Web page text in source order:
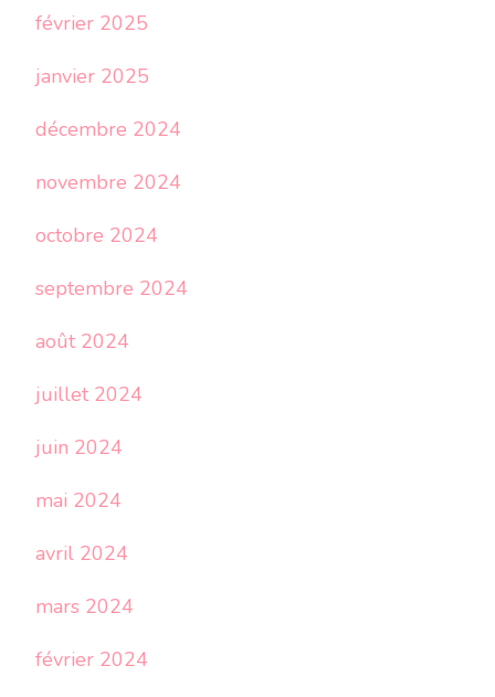
février 2025
janvier 2025
décembre 2024
novembre 2024
octobre 2024
septembre 2024
août 2024
juillet 2024
juin 2024
mai 2024
avril 2024
mars 2024
février 2024